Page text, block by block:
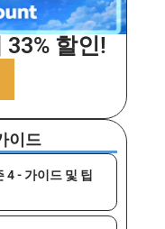
할인!
이드
4 - 가이드 및 팁